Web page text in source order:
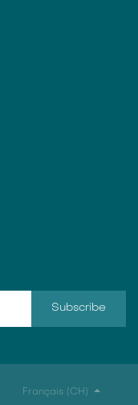
Subscribe
Français (CH)